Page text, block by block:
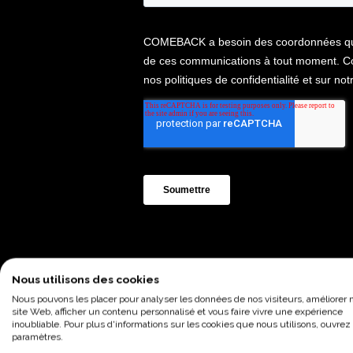
Ce webinar est
Nous utilisons des cookies
Nous pouvons les placer pour analyser les données de nos visiteurs, améliorer
site Web, afficher un contenu personnalisé et vous faire vivre une expérience
inoubliable. Pour plus d'informations sur les cookies que nous utilisons, ouvrez
paramètres.